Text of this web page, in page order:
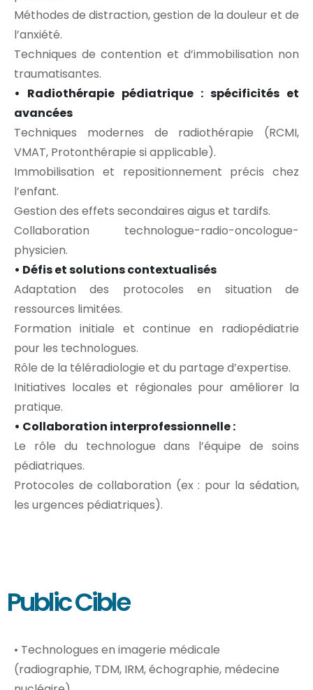
Méthodes de distraction, gestion de la douleur et de
l’anxiété.
Techniques de contention et d’immobilisation non
traumatisantes.
• Radiothérapie pédiatrique : spécificités et
avancées
Techniques modernes de radiothérapie (RCMI,
VMAT, Protonthérapie si applicable).
Immobilisation et repositionnement précis chez
l’enfant.
Gestion des effets secondaires aigus et tardifs.
Collaboration technologue-radio-oncologue-
physicien.
• Défis et solutions contextualisés
Adaptation des protocoles en situation de
ressources limitées.
Formation initiale et continue en radiopédiatrie
pour les technologues.
Rôle de la téléradiologie et du partage d’expertise.
Initiatives locales et régionales pour améliorer la
pratique.
• Collaboration interprofessionnelle :
Le rôle du technologue dans l’équipe de soins
pédiatriques.
Protocoles de collaboration (ex : pour la sédation,
les urgences pédiatriques).
Public Cible
• Technologues en imagerie médicale
(radiographie, TDM, IRM, échographie, médecine